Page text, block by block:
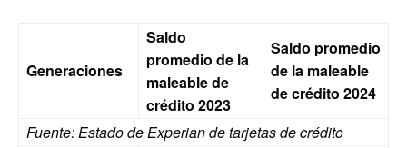
Generaciones
Saldo
promedio de la
maleable de
crédito 2023
Saldo promedio
de la maleable
de crédito 2024
Fuente: Estado de Experian de tarjetas de crédito